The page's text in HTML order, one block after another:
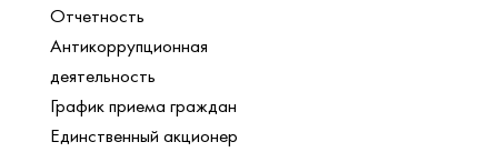
Отчетность
Антикоррупционная
деятельность
График приема граждан
Единственный акционер